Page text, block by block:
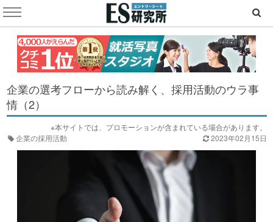
企業の選考フローから読み解く、採用活動のウラ事
情（2）
※本サイトでは、プロモーションが含まれている場合があります。
企業の採用活動
2023年02月15日